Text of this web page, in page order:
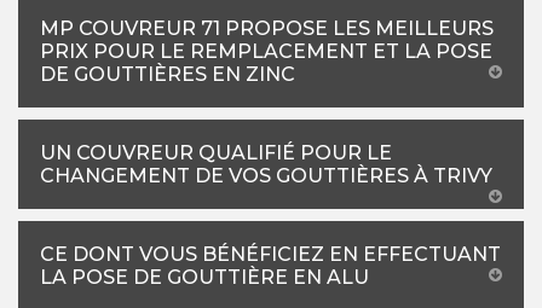
MP COUVREUR 71 PROPOSE LES MEILLEURS
PRIX POUR LE REMPLACEMENT ET LA POSE
DE GOUTTIÈRES EN ZINC
UN COUVREUR QUALIFIÉ POUR LE
CHANGEMENT DE VOS GOUTTIÈRES À TRIVY
CE DONT VOUS BÉNÉFICIEZ EN EFFECTUANT
LA POSE DE GOUTTIÈRE EN ALU